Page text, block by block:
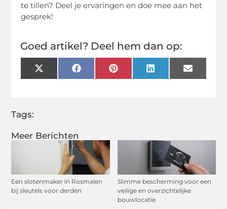
Meer Berichten
Een slotenmaker in Rosmalen
bij sleutels voor derden
Slimme bescherming voor een
veilige en overzichtelijke
bouwlocatie
te tillen? Deel je ervaringen en doe mee aan het
gesprek!
Goed artikel? Deel hem dan op:
X
(Twitter)
FacebookPinterestLinkedInEmail
Tags: